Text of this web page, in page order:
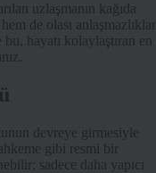
uzlaşmanın kağıda
de olası anlaşmazlıkları
hayatı kolaylaştıran en
devreye girmesiyle
gibi resmi bir
sadece daha yapıcı